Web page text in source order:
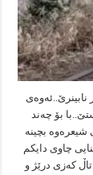
بۆ چه‌ند
شیعره‌وه‌ بچینه‌
چاوی دایكم
كه‌زی درێژ و